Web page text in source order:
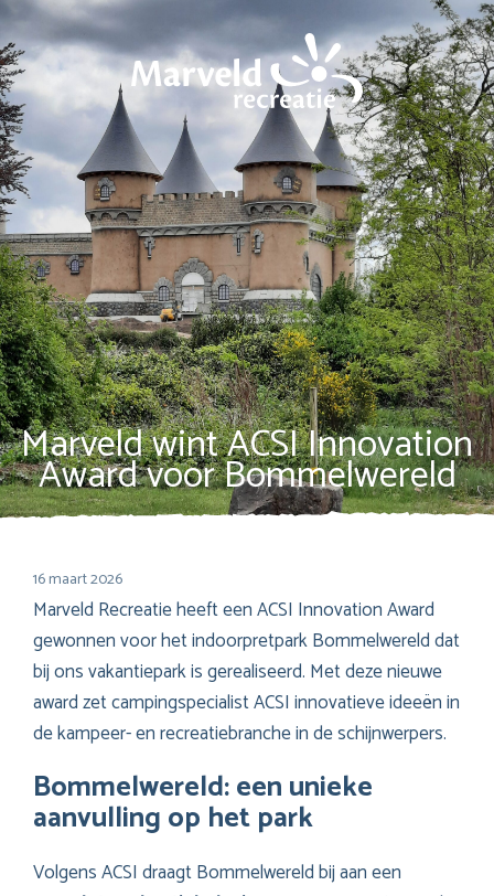
Marveld wint ACSI Innovation
Award voor Bommelwereld
16 maart 2026
Marveld Recreatie heeft een ACSI Innovation Award
gewonnen voor het indoorpretpark Bommelwereld dat
bij ons vakantiepark is gerealiseerd. Met deze nieuwe
award zet campingspecialist ACSI innovatieve ideeën in
de kampeer- en recreatiebranche in de schijnwerpers.
Bommelwereld: een unieke
aanvulling op het park
Volgens ACSI draagt Bommelwereld bij aan een